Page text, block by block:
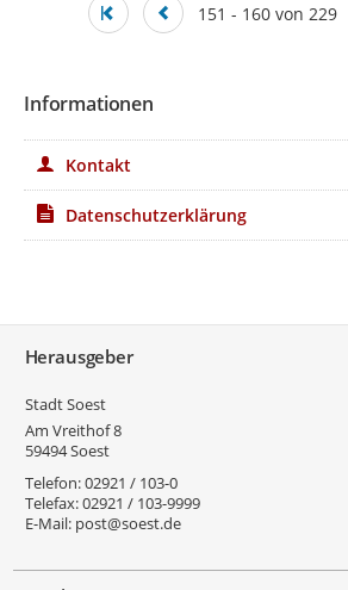
151 - 160 von 229
Informationen
Kontakt
Datenschutzerklärung
Herausgeber
Stadt Soest
Am Vreithof 8
59494Soest
Telefon:02921 / 103-0
Telefax:02921 / 103-9999
E-Mail: post@soest.de